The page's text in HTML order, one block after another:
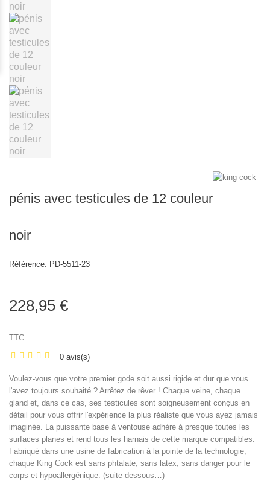
pénis avec testicules de 12 couleur
noir
Référence: PD-5511-23
228,95 €
TTC
0 avis(s)
Voulez-vous que votre premier gode soit aussi rigide et dur que vous
l'avez toujours souhaité ? Arrêtez de rêver ! Chaque veine, chaque
gland et, dans ce cas, ses testicules sont soigneusement conçus en
détail pour vous offrir l'expérience la plus réaliste que vous ayez jamais
imaginée. La puissante base à ventouse adhère à presque toutes les
surfaces planes et rend tous les harnais de cette marque compatibles.
Fabriqué dans une usine de fabrication à la pointe de la technologie,
chaque King Cock est sans phtalate, sans latex, sans danger pour le
corps et hypoallergénique. (suite dessous…)